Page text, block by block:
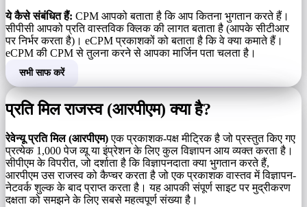
ये कैसे संबंधित हैं: CPM आपको बताता है कि आप कितना भुगतान करते हैं।
सीपीसी आपको प्रति वास्तविक क्लिक की लागत बताता है (आपके सीटीआर
पर निर्भर करता है)। eCPM प्रकाशकों को बताता है कि वे क्या कमाते हैं।
eCPM की CPM से तुलना करने से आपका मार्जिन पता चलता है।
सभी साफ करें
प्रति मिल राजस्व (आरपीएम) क्या है?
रेवेन्यू प्रति मिल (आरपीएम)एक प्रकाशक-पक्ष मीट्रिक है जो प्रस्तुत किए गए
प्रत्येक 1,000 पेज व्यू या इंप्रेशन के लिए कुल विज्ञापन आय व्यक्त करता है।
सीपीएम के विपरीत, जो दर्शाता है कि विज्ञापनदाता क्या भुगतान करते हैं,
आरपीएम उस राजस्व को कैप्चर करता है जो एक प्रकाशक वास्तव में विज्ञापन-
नेटवर्क शुल्क के बाद प्राप्त करता है। यह आपकी संपूर्ण साइट पर मुद्रीकरण
दक्षता को समझने के लिए सबसे महत्वपूर्ण संख्या है।